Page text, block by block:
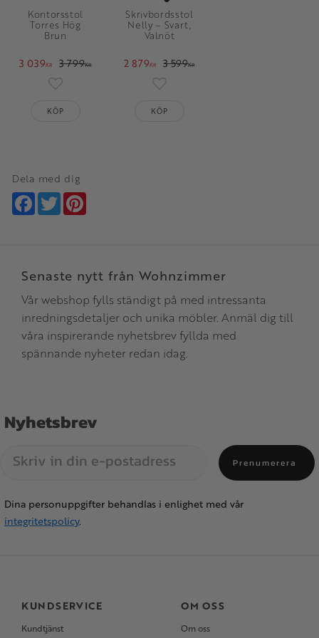
Kontorsstol
Torres Hög
Brun
3 039KR 3 799KR
Lägg till i favoriter
KÖP
Skrivbordsstol
Nelly – Svart,
Valnöt
2 879KR 3 599KR
Lägg till i favoriter
KÖP
Dela med dig
Facebook
Twitter
Senaste nytt från Wohnzimmer
Vår webshop fylls ständigt på med intressanta
inredningsdetaljer och unika möbler. Anmäl dig till
våra inspirerande nyhetsbrev fyllda med
spännande nyheter redan idag.
Nyhetsbrev
Prenumerera
Dina personuppgifter behandlas i enlighet med vår
integritetspolicy.
KUNDSERVICE
Kundtjänst
OM OSS
Om oss